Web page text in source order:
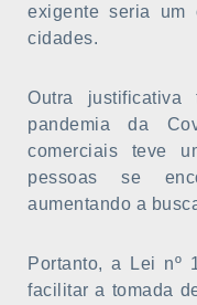
exigente seria um
cidades.
Outra
pandemia da
comerciais teve
pessoas se
aumentando a
Portanto, a Lei nº
facilitar a tomada